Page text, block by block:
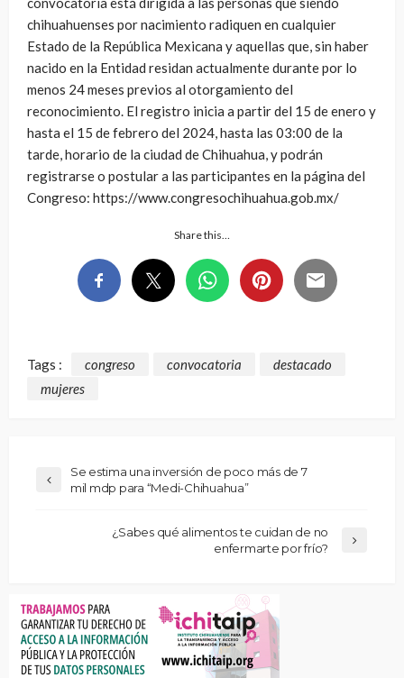
chihuahuenses por nacimiento radiquen en cualquier
Estado de la República Mexicana y aquellas que, sin haber
nacido en la Entidad residan actualmente durante por lo
menos 24 meses previos al otorgamiento del
reconocimiento. El registro inicia a partir del 15 de enero y
hasta el 15 de febrero del 2024, hasta las 03:00 de la
tarde, horario de la ciudad de Chihuahua, y podrán
registrarse o postular a las participantes en la página del
Congreso: https://www.congresochihuahua.gob.mx/
Share this…
Tags : congreso convocatoria
destacado
mujeres
Se estima una inversión de poco más de 7
mil mdp para “Medi-Chihuahua”
¿Sabes qué alimentos te cuidan de no
enfermarte por frío?